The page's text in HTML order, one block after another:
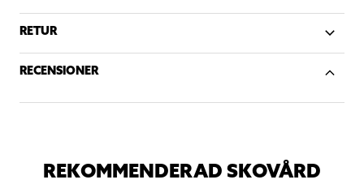
RETUR
RECENSIONER
REKOMMENDERAD SKOVÅRD